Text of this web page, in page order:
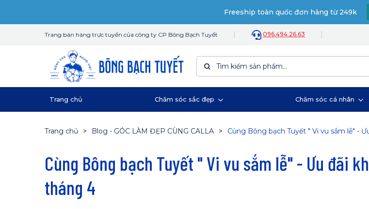
Freeship toàn quốc đơn hàng từ 249k
Trang bán hàng trực tuyến của công ty CP Bông Bạch Tuyết 096.494.26.63
Trang chủ Chăm sóc sắc đẹp Chăm sóc cá nhân
Trang chủ Blog - GÓC LÀM ĐẸP CÙNG CALLA Cùng Bông bạch Tuyết " Vi vu sắm lễ" -
Cùng Bông bạch Tuyết " Vi vu sắm lễ" - Ưu đãi
tháng 4